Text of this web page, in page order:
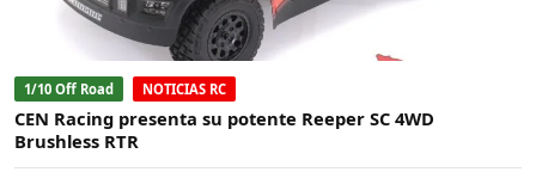
1/10 Off Road NOTICIAS RC
CEN Racing presenta su potente Reeper SC 4WD
Brushless RTR